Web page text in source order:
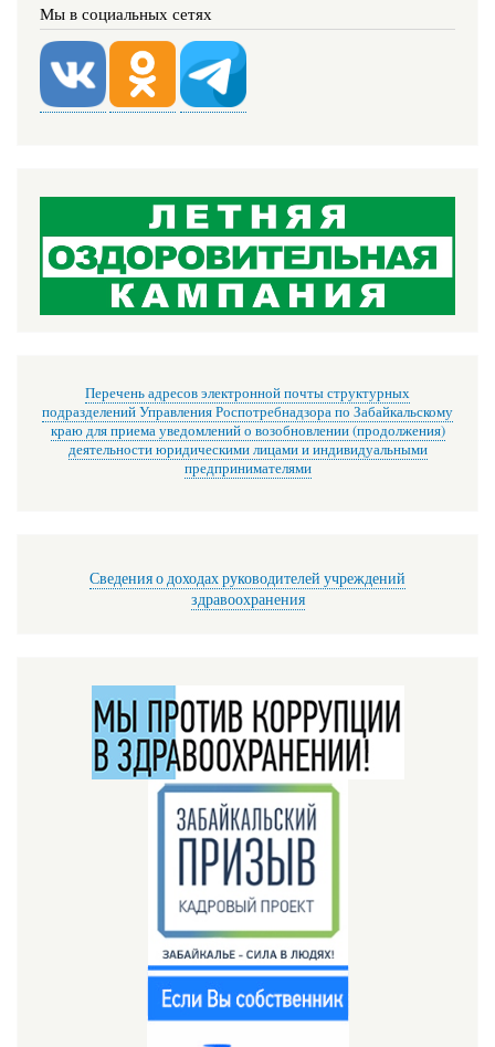
Мы в социальных сетях
Перечень адресов электронной почты структурных
подразделений Управления Роспотребнадзора по Забайкальскому
краю для приема уведомлений о возобновлении (продолжения)
деятельности юридическими лицами и индивидуальными
предпринимателями
Сведения о доходах руководителей учреждений
здравоохранения